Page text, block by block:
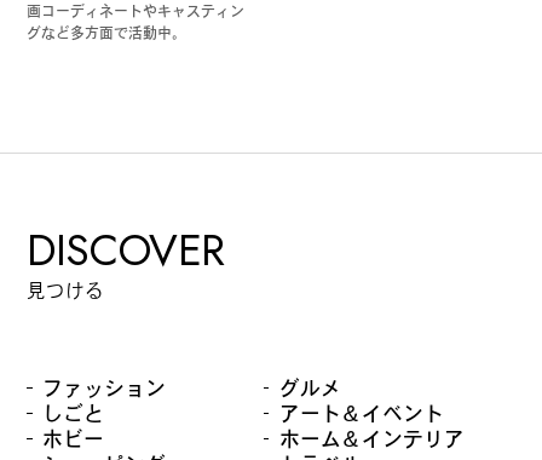
画コーディネートやキャスティン
グなど多方面で活動中。
DISCOVER
見つける
ファッション
グルメ
しごと
アート＆イベント
ホビー
ホーム＆インテリア